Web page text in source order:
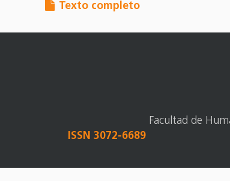
Texto completo
ISSN 3072-6689
Facultad de